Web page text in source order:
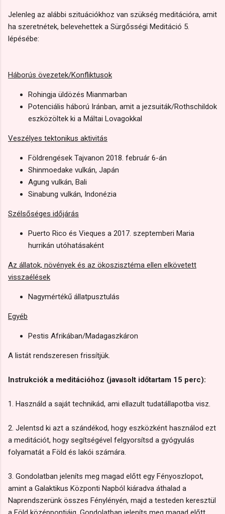
Jelenleg az alábbi szituációkhoz van szükség meditációra, amit
ha szeretnétek, belevehettek a Sürgősségi Meditáció 5.
lépésébe:
Háborús övezetek/Konfliktusok
Rohingja üldözés Mianmarban
Potenciális háború Iránban, amit a jezsuiták/Rothschildok
eszközöltek ki a Máltai Lovagokkal
Veszélyes tektonikus aktivitás
Földrengések Tajvanon 2018. február 6-án
Shinmoedake vulkán, Japán
Agung vulkán, Bali
Sinabung vulkán, Indonézia
Szélsőséges időjárás
Puerto Rico és Vieques a 2017. szeptemberi Maria
hurrikán utóhatásaként
Az állatok, növények és az ökoszisztéma ellen elkövetett
visszaélések
Nagymértékű állatpusztulás
Egyéb
Pestis Afrikában/Madagaszkáron
A listát rendszeresen frissítjük.
Instrukciók a meditációhoz (javasolt időtartam 15 perc):
1. Használd a saját technikád, ami ellazult tudatállapotba visz.
2. Jelentsd ki azt a szándékod, hogy eszközként használod ezt
a meditációt, hogy segítségével felgyorsítsd a gyógyulás
folyamatát a Föld és lakói számára.
3. Gondolatban jeleníts meg magad előtt egy Fényoszlopot,
amint a Galaktikus Központi Napból kiáradva áthalad a
Naprendszerünk összes Fénylényén, majd a testeden keresztül